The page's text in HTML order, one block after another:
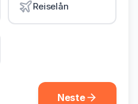
Lån på dagen
Reiselån
Neste